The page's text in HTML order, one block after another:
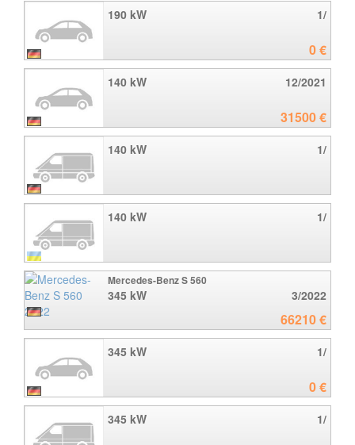
190 kW 1/
0 €
140 kW 12/2021
31500 €
140 kW 1/
140 kW 1/
Mercedes-Benz S 560
345 kW 3/2022
66210 €
345 kW 1/
0 €
345 kW 1/